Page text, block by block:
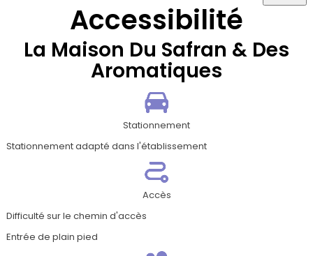
Accessibilité
La Maison Du Safran & Des
Aromatiques
Stationnement
Stationnement adapté dans l'établissement
Accès
Difficulté sur le chemin d'accès
Entrée de plain pied